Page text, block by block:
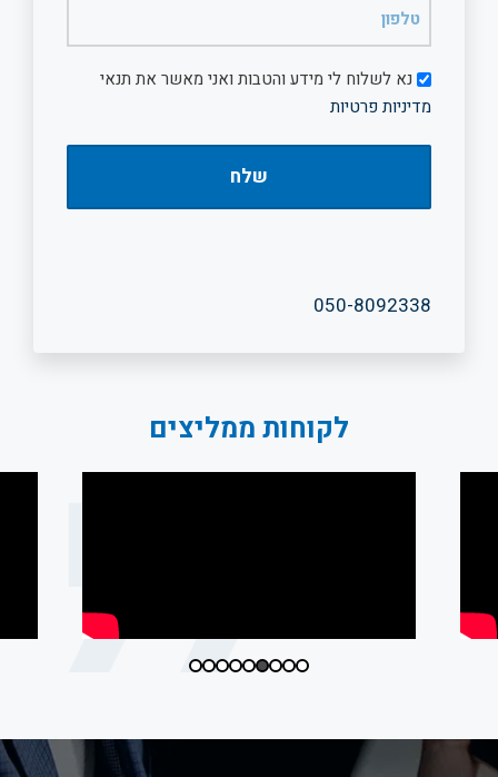
דיוורנא לשלוח לי מידע והטבות ואני מאשר את תנאי
מדיניות פרטיות
050-8092338
לקוחות ממליצים